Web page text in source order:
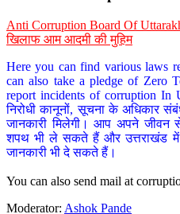
Anti Corruption Board Of
खिलाफ आम आदमी की मुहिम
Here you can find various laws
can also take a pledge of Zero
report incidents of corruption In
निरोधी कानूनों, सूचना के अधिकार
जानकारी मिलेगी। आप अपने जीवन
शपथ भी ले सकते हैं और उत्तराखंड में
जानकारी भी दे सकते हैं।
You can also send mail at
Moderator: Ashok Pande